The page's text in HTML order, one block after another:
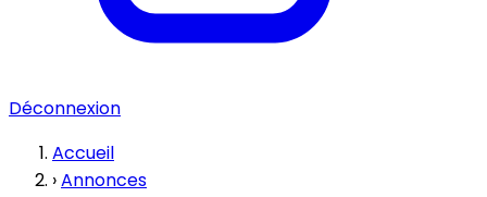
Déconnexion
Accueil
›Annonces